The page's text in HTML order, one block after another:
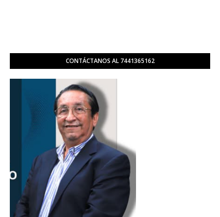
CONTÁCTANOS AL 7441365162